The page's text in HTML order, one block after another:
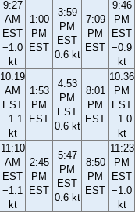
9:27
AM
EST
−1.0
kt
1:00
PM
EST
3:59
PM
EST
0.6 kt
7:09
PM
EST
9:46
PM
EST
−0.9
kt
10:19
AM
EST
−1.1
kt
1:53
PM
EST
4:53
PM
EST
0.6 kt
8:01
PM
EST
10:36
PM
EST
−1.0
kt
11:10
AM
EST
−1.1
kt
2:45
PM
EST
5:47
PM
EST
0.6 kt
8:50
PM
EST
11:23
PM
EST
−1.0
kt